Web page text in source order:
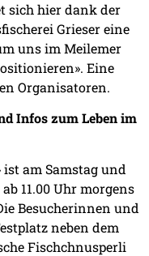
sich hier dank der
Grieser eine
uns im Meilemer
Eine
Organisatoren.
Infos zum Leben im
am Samstag und
11.00 Uhr morgens
Besucherinnen und
neben dem
Fischchnusperli